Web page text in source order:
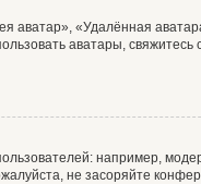
аватар», «Удалённая
аватары, свяжитесь
например,
не засоряйте